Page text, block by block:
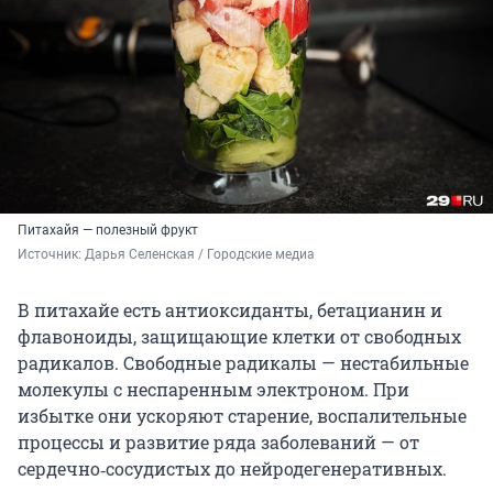
Питахайя — полезный фрукт
Источник: Дарья Селенская / Городские медиа
В питахайе есть антиоксиданты, бетацианин и
флавоноиды, защищающие клетки от свободных
радикалов. Свободные радикалы — нестабильные
молекулы с неспаренным электроном. При
избытке они ускоряют старение, воспалительные
процессы и развитие ряда заболеваний — от
сердечно‑сосудистых до нейродегенеративных.